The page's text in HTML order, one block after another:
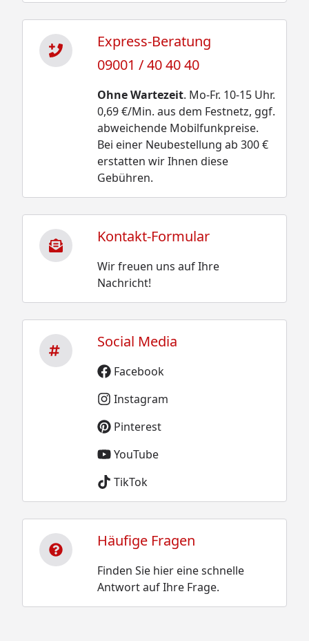
Express-Beratung
09001 / 40 40 40
Ohne Wartezeit. Mo-Fr. 10-15 Uhr.
0,69 €/Min. aus dem Festnetz, ggf.
abweichende Mobilfunkpreise.
Bei einer Neubestellung ab 300 €
erstatten wir Ihnen diese
Gebühren.
Kontakt-Formular
Wir freuen uns auf Ihre
Nachricht!
Social Media
Facebook
Instagram
Pinterest
YouTube
TikTok
Häufige Fragen
Finden Sie hier eine schnelle
Antwort auf Ihre Frage.